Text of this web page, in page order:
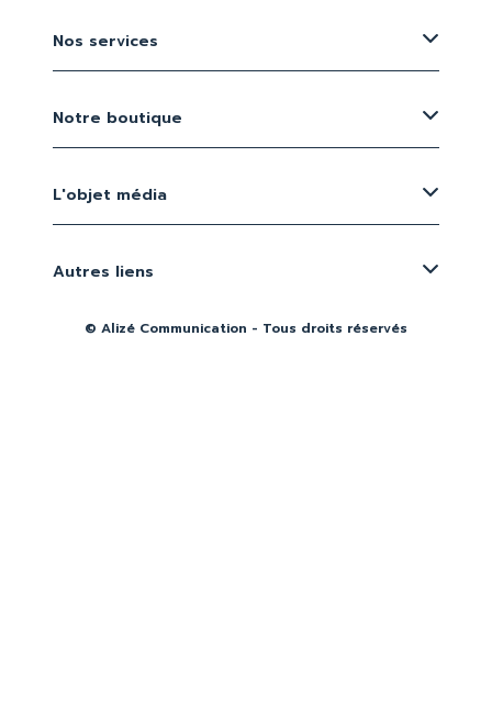
Nos services
Notre boutique
L'objet média
Autres liens
© Alizé Communication - Tous droits réservés